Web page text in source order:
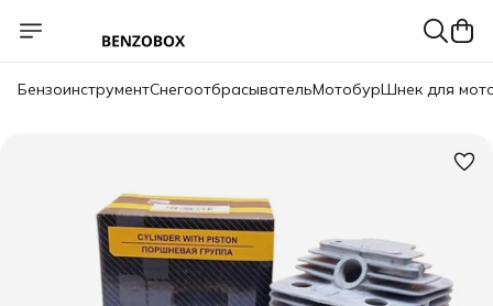
БензоинструментСнегоотбрасывательМотобурШнек для